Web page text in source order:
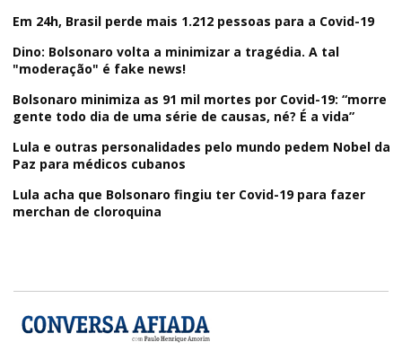
Em 24h, Brasil perde mais 1.212 pessoas para a Covid-19
Dino: Bolsonaro volta a minimizar a tragédia. A tal
"moderação" é fake news!
Bolsonaro minimiza as 91 mil mortes por Covid-19: “morre
gente todo dia de uma série de causas, né? É a vida”
Lula e outras personalidades pelo mundo pedem Nobel da
Paz para médicos cubanos
Lula acha que Bolsonaro fingiu ter Covid-19 para fazer
merchan de cloroquina